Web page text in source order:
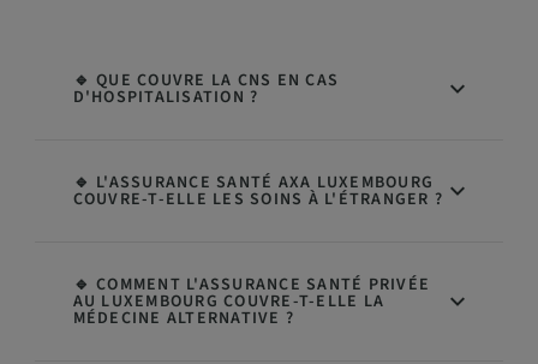
🔹 QUE COUVRE LA CNS EN CAS
D'HOSPITALISATION ?
🔹 L'ASSURANCE SANTÉ AXA LUXEMBOURG
COUVRE-T-ELLE LES SOINS À L'ÉTRANGER ?
🔹 COMMENT L'ASSURANCE SANTÉ PRIVÉE
AU LUXEMBOURG COUVRE-T-ELLE LA
MÉDECINE ALTERNATIVE ?